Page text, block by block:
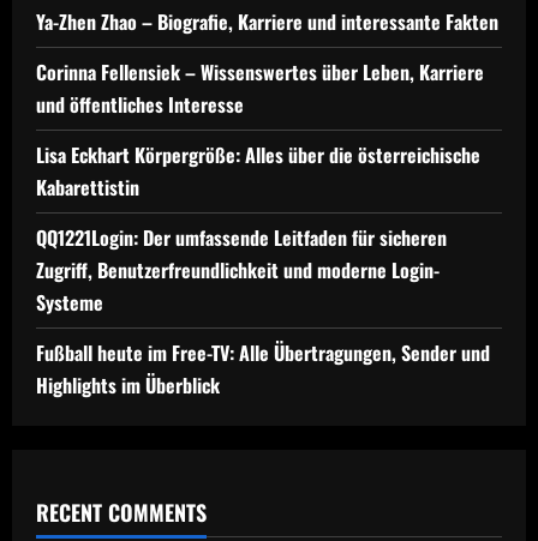
Ya-Zhen Zhao – Biografie, Karriere und interessante Fakten
Corinna Fellensiek – Wissenswertes über Leben, Karriere
und öffentliches Interesse
Lisa Eckhart Körpergröße: Alles über die österreichische
Kabarettistin
QQ1221Login: Der umfassende Leitfaden für sicheren
Zugriff, Benutzerfreundlichkeit und moderne Login-
Systeme
Fußball heute im Free-TV: Alle Übertragungen, Sender und
Highlights im Überblick
RECENT COMMENTS